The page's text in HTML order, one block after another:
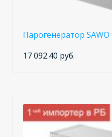
Парогенератор
17 092.40 руб.